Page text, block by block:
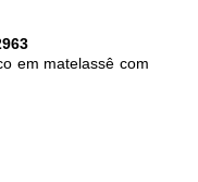
em matelassê com